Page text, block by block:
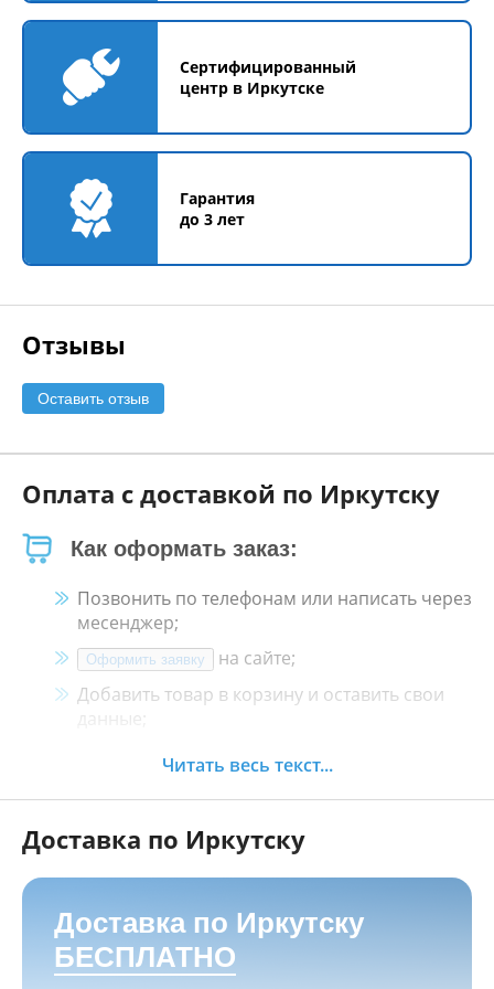
Сертифицированный
центр в Иркутске
Гарантия
до 3 лет
Отзывы
Оставить отзыв
Оплата с доставкой по Иркутску
Как оформать заказ:
Позвонить по телефонам или написать через
месенджер;
Оформить заявку
на сайте;
Добавить товар в корзину и оставить свои
данные;
Менеджер свяжется с Вами в течение 30
Как оплатить:
Наличными, пластиковой картой, кредитной
картой и картой ХАЛВА в кассе нашего
магазина по адресуг. Иркутск, ул. Баррикад
24а, Мотосалон БАРС
Читать весь текст...
Доставка по Иркутску
Доставка по Иркутску
БЕСПЛАТНО